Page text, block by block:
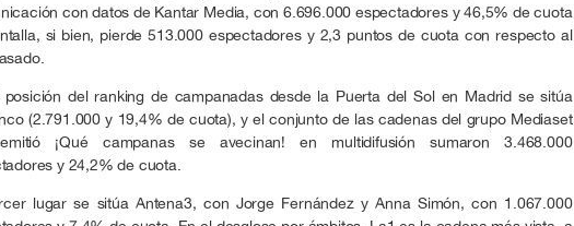
con datos de Kantar Media, con 6.696.000 espectadores y 46,5% de cuota
si bien, pierde 513.000 espectadores y 2,3 puntos de cuota con respecto al
posición del ranking de campanadas desde la Puerta del Sol en Madrid se sitúa
(2.791.000 y 19,4% de cuota), y el conjunto de las cadenas del grupo Mediaset
¡Qué campanas se avecinan! en multidifusión sumaron 3.468.000
y 24,2% de cuota.
lugar se sitúa Antena3, con Jorge Fernández y Anna Simón, con 1.067.000